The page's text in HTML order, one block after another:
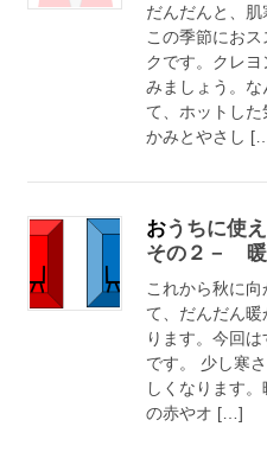
だんだんと、肌
この季節にお
クです。クレ
みましょう。
て、ホットし
かみとやさし
おうちに使えるカラーあれこれ －
その２－ 暖
これから秋に
て、だんだん
ります。今回
です。 少し寒
しくなります
の赤やオ […]